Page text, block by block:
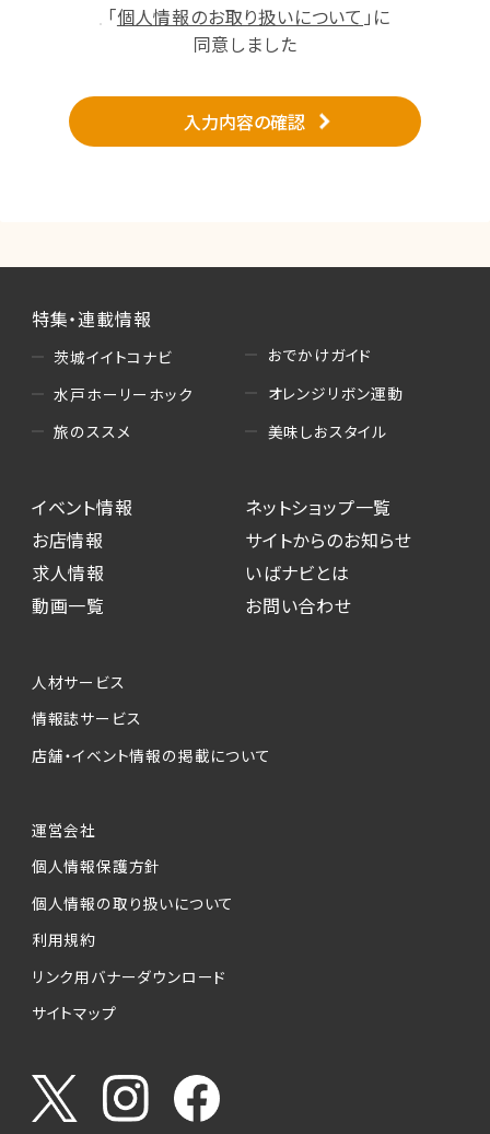
（2）ユーザーからのお問い合わせへの対応
せの内容確認、返答
・当サービスの品質改善
・読者プレゼント、アンケート等、当サービスが実
施するキャンペーンの抽選、当選者への連絡及
び発送 ・ユーザーの趣向や属性情報等の分析
（5）広告主への問い合わせ・応募等への対応
・本サービスを通じて求人広告に応募した際の
選考に関する連絡
・本サービスを通じて店舗への来店予約を登録
した際の内容確認、返答
本サービスが収集する個人情報は、ご本人の意
ービスの実施にあたりそれぞれ必要となる項目
を入力いただかない場合は、各々のサービスを
個人情報の第三者への提供について
当社は、以下の提供先に対して個人情報を提供
します。
(1)お客様が求人応募フォームより個人情報を
送信した事業主（広告主）への提供
お客様が求職活動・応募等を行った企業による
うやりとり・情報提供（採否・合否の検討を含み
ます）
「個人情報のお取り扱いについて 」に
同意しました
入力内容の確認
特集・連載情報
茨城イイトコナビ
水戸ホーリーホック
旅のススメ
おでかけガイド
オレンジリボン運動
美味しおスタイル
イベント情報
お店情報
求人情報
動画一覧
ネットショップ一覧
サイトからのお知らせ
いばナビとは
お問い合わせ
人材サービス
情報誌サービス
店舗・イベント情報の掲載について
運営会社
個人情報保護方針
個人情報の取り扱いについて
利用規約
リンク用バナーダウンロード
サイトマップ